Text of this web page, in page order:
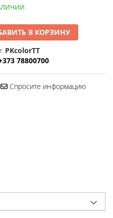
В КОРЗИНУ
PKcolorTT
78800700
Спросите информацию